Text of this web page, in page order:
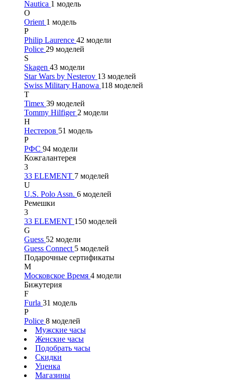
Nautica 1 модель
O
Orient 1 модель
P
Philip Laurence 42 модели
Police 29 моделей
S
Skagen 43 модели
Star Wars by Nesterov 13 моделей
Swiss Military Hanowa 118 моделей
T
Timex 39 моделей
Tommy Hilfiger 2 модели
Н
Нестеров 51 модель
Р
РФС 94 модели
Кожгалантерея
3
33 ELEMENT 7 моделей
U
U.S. Polo Assn. 6 моделей
Ремешки
3
33 ELEMENT 150 моделей
G
Guess 52 модели
Guess Connect 5 моделей
Подарочные сертификаты
М
Московское Время 4 модели
Бижутерия
F
Furla 31 модель
P
Police 8 моделей
Мужские часы
Женские часы
Подобрать часы
Скидки
Уценка
Магазины